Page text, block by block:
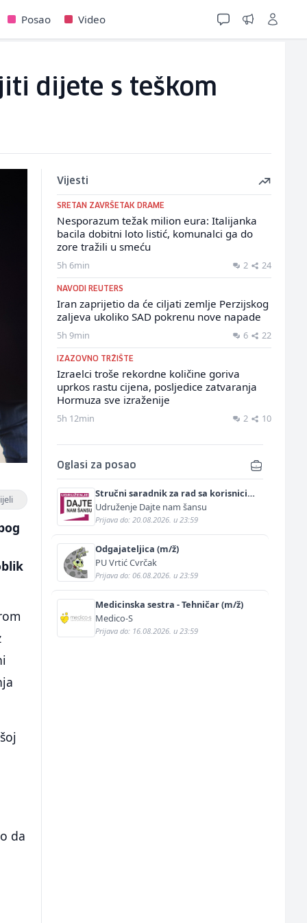
Posao Video
dijete s teškom
da
Vijesti
SRETAN ZAVRŠETAK DRAME
Nesporazum težak milion eura: Italijanka
bacila dobitni loto listić, komunalci ga do
zore tražili u smeću
5h 6min 2 24
NAVODI REUTERS
Iran zaprijetio da će ciljati zemlje Perzijskog
zaljeva ukoliko SAD pokrenu nove napade
5h 9min 6 22
IZAZOVNO TRŽIŠTE
Izraelci troše rekordne količine goriva
uprkos rastu cijena, posljedice zatvaranja
Hormuza sve izraženije
5h 12min 2 10
Oglasi za posao
Stručni saradnik za rad sa korisnicima
(m/ž)
Udruženje Dajte nam šansu
Prijava do: 20.08.2026. u 23:59
Odgajateljica (m/ž)
PU Vrtić Cvrčak
Prijava do: 06.08.2026. u 23:59
Medicinska sestra - Tehničar (m/ž)
Medico-S
Prijava do: 16.08.2026. u 23:59